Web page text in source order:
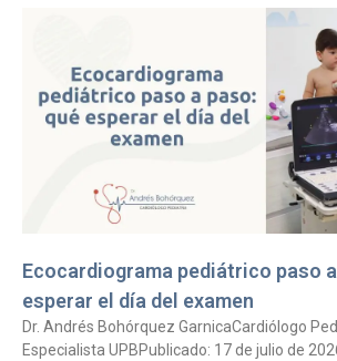
Ecocardiograma pediátrico paso
esperar el día del examen
Dr. Andrés Bohórquez GarnicaCardiólogo
Especialista UPBPublicado: 17 de julio de